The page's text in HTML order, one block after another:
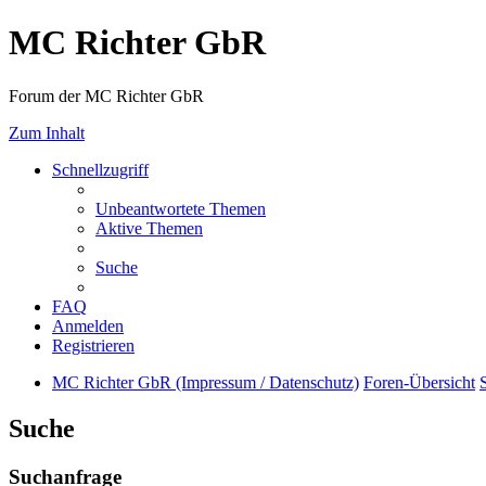
MC Richter GbR
Forum der MC Richter GbR
Zum Inhalt
Schnellzugriff
Unbeantwortete Themen
Aktive Themen
Suche
FAQ
Anmelden
Registrieren
MC Richter GbR (Impressum / Datenschutz) Foren-Übersicht
Suche
Suchanfrage